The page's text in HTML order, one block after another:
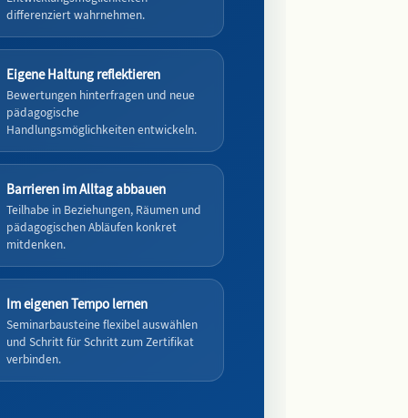
differenziert wahrnehmen.
Eigene Haltung reflektieren
Bewertungen hinterfragen und neue
pädagogische
Handlungsmöglichkeiten entwickeln.
Barrieren im Alltag abbauen
Teilhabe in Beziehungen, Räumen und
pädagogischen Abläufen konkret
mitdenken.
Im eigenen Tempo lernen
Seminarbausteine flexibel auswählen
und Schritt für Schritt zum Zertifikat
verbinden.